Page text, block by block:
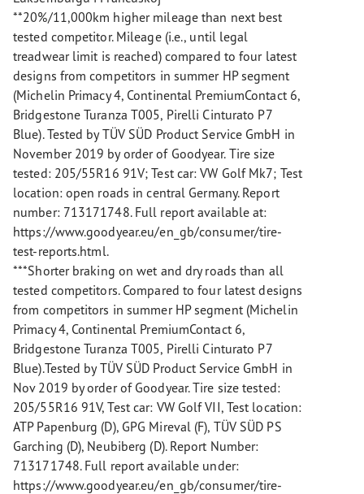
**20%/11,000km higher mileage than next best
tested competitor. Mileage (i.e., until legal
treadwear limit is reached) compared to four latest
designs from competitors in summer HP segment
(Michelin Primacy 4, Continental PremiumContact 6,
Bridgestone Turanza T005, Pirelli Cinturato P7
Blue). Tested by TÜV SÜD Product Service GmbH in
November 2019 by order of Goodyear. Tire size
tested: 205/55R16 91V; Test car: VW Golf Mk7; Test
location: open roads in central Germany. Report
number: 713171748. Full report available at:
https://www.goodyear.eu/en_gb/consumer/tire-
test-reports.html.
***Shorter braking on wet and dry roads than all
tested competitors. Compared to four latest designs
from competitors in summer HP segment (Michelin
Primacy 4, Continental PremiumContact 6,
Bridgestone Turanza T005, Pirelli Cinturato P7
Blue).Tested by TÜV SÜD Product Service GmbH in
Nov 2019 by order of Goodyear. Tire size tested:
205/55R16 91V, Test car: VW Golf VII, Test location:
ATP Papenburg (D), GPG Mireval (F), TÜV SÜD PS
Garching (D), Neubiberg (D). Report Number:
713171748. Full report available under:
https://www.goodyear.eu/en_gb/consumer/tire-